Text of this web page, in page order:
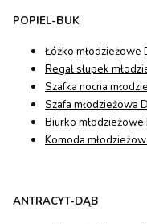
POPIEL-BUK
Łóżko
Regał słupek
Szafka nocna
Szafa
Biurko
Komoda
ANTRACYT-DĄB